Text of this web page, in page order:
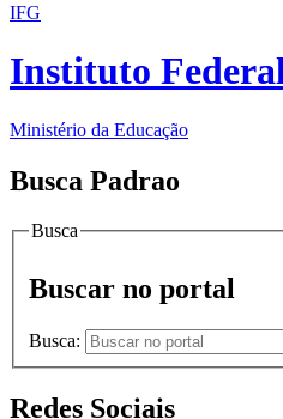
IFG
Instituto
Ministério da Educação
Busca Padrao
Busca
Buscar no portal
Busca:
Redes Sociais